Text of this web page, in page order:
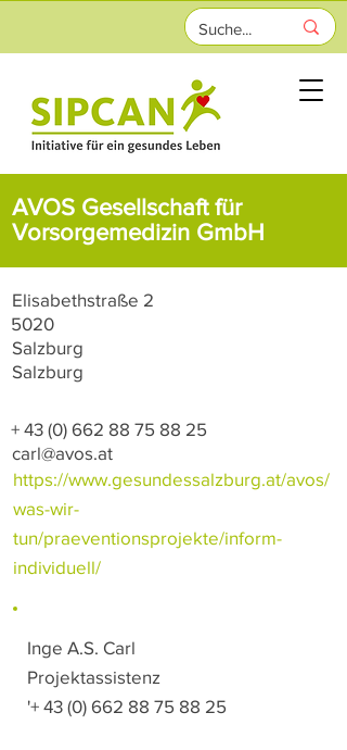
AVOS Gesellschaft für
Vorsorgemedizin GmbH
Elisabethstraße 2
Salzburg
5020
Salzburg
+ 43 (0) 662 88 75 88 25
carl@avos.at
https://www.gesundessalzburg.at/avos/
was-wir-
tun/praeventionsprojekte/inform-
individuell/
Inge A.S. Carl
Projektassistenz
'+ 43 (0) 662 88 75 88 25